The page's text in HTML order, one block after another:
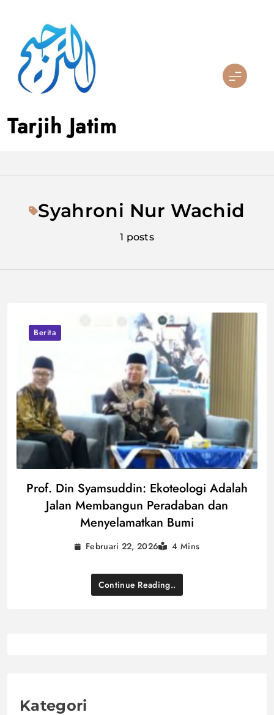
content
Tarjih Jatim
Syahroni Nur Wachid
1 posts
Berita
Prof. Din Syamsuddin: Ekoteologi Adalah
Jalan Membangun Peradaban dan
Menyelamatkan Bumi
Februari 22, 2026 4 Mins
Continue Reading..
Kategori